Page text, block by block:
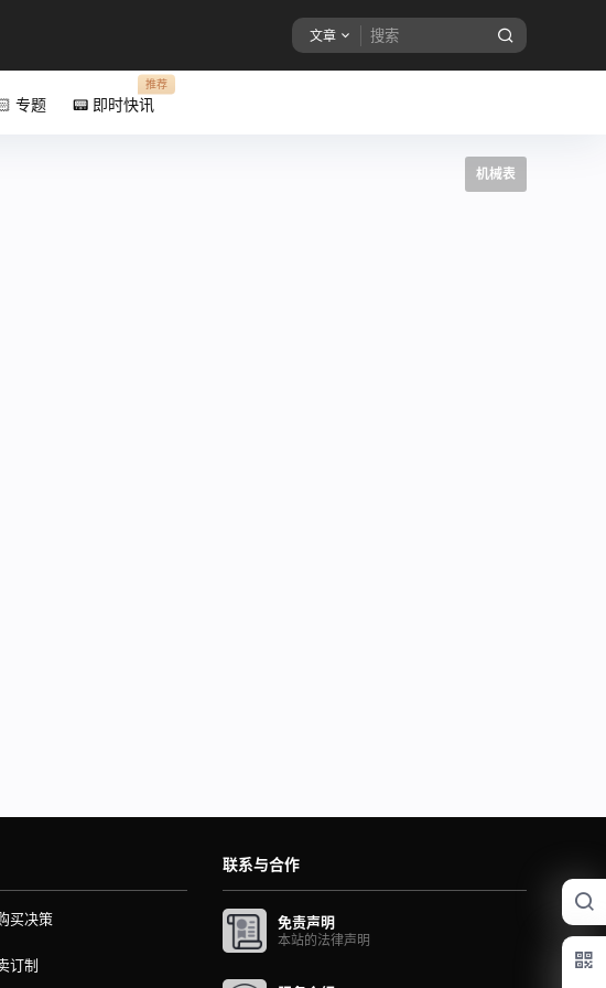
文章
专题 📟 即时快讯
推荐
机械表
买决策
订制
联系与合作
免责声明
本站的法律声明